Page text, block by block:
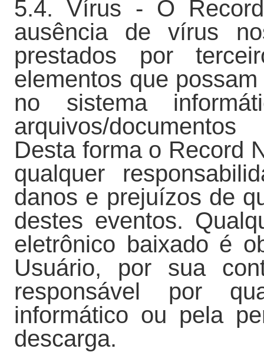
5.4. Vírus - O
ausência de vírus
prestados por
elementos que
no sistema
arquivos/
Desta forma o Record
qualquer
danos e prejuízos de
destes eventos.
eletrônico baixado é
Usuário, por sua
responsável por
informático ou pela
descarga.